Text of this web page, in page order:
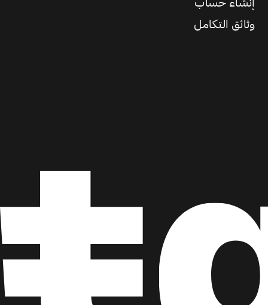
إنشاء حساب
وثائق التكامل